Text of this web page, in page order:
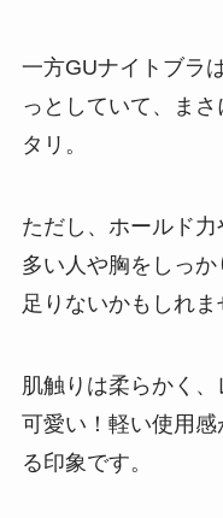
一方GUナイトブラ
っとしていて、まさ
タリ。
ただし、ホールド
多い人や胸をしっ
足りないかもしれま
肌触りは柔らかく
可愛い！軽い使用
る印象です。